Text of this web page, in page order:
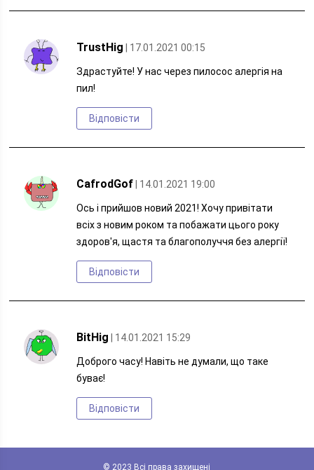
TrustHig | 17.01.2021 00:15
Здрастуйте! У нас через пилосос алергія на
пил!
Відповісти
CafrodGof | 14.01.2021 19:00
Ось і прийшов новий 2021! Хочу привітати
всіх з новим роком та побажати цього року
здоров'я, щастя та благополуччя без алергії!
Відповісти
BitHig | 14.01.2021 15:29
Доброго часу! Навіть не думали, що таке
буває!
Відповісти
© 2023 Всі права захищені